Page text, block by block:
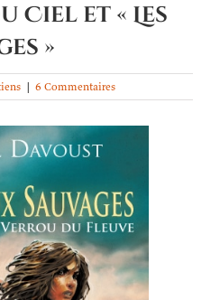
Ciel et « Les
»
| 6 Commentaires